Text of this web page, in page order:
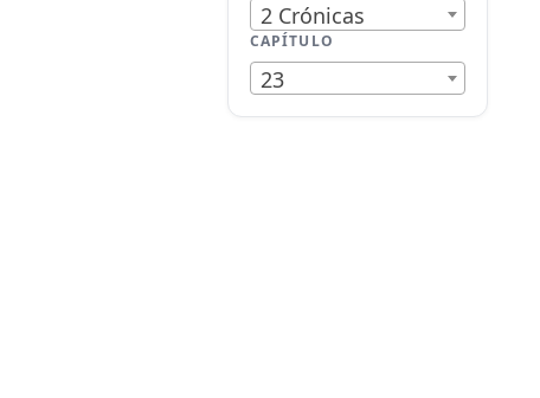
2 Crónicas
CAPÍTULO
23